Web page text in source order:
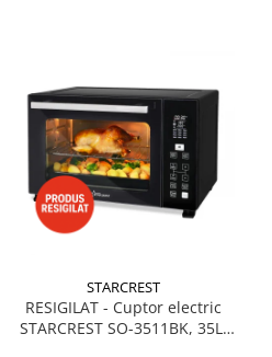
STARCREST
RESIGILAT - Cuptor electric
STARCREST SO-3511BK, 35L,